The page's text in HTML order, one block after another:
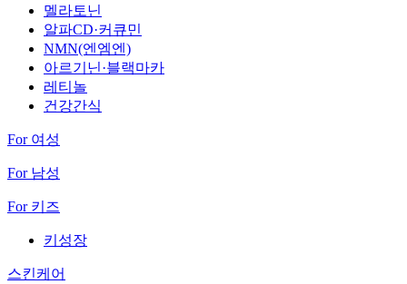
멜라토닌
알파CD·커큐민
NMN(엔엠엔)
아르기닌·블랙마카
레티놀
건강간식
For 여성
For 남성
For 키즈
키성장
스킨케어